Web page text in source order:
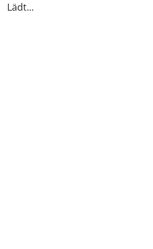
Lädt...